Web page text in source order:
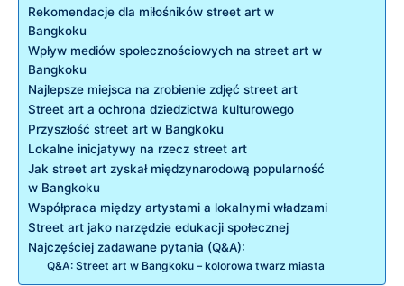
Rekomendacje dla miłośników street art w
Bangkoku
Wpływ mediów społecznościowych na street art w
Bangkoku
Najlepsze miejsca na zrobienie zdjęć street art
Street art a ochrona dziedzictwa kulturowego
Przyszłość street art w Bangkoku
Lokalne inicjatywy na rzecz street art
Jak street art zyskał międzynarodową popularność
w Bangkoku
Współpraca między artystami a lokalnymi władzami
Street art jako narzędzie edukacji społecznej
Najczęściej zadawane pytania (Q&A):
Q&A: Street art w Bangkoku – kolorowa twarz miasta